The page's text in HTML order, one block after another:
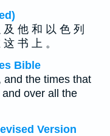
他 和 以 色 列
书 上 。
Bible
and the times that
over all the
Version